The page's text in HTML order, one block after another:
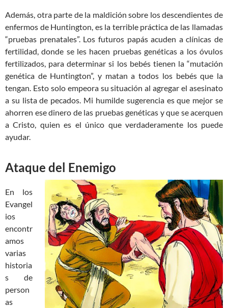
Además, otra parte de la maldición sobre los descendientes de
enfermos de Huntington, es la terrible práctica de las llamadas
“pruebas prenatales”. Los futuros papás acuden a clínicas de
fertilidad, donde se les hacen pruebas genéticas a los óvulos
fertilizados, para determinar si los bebés tienen la “mutación
genética de Huntington”, y matan a todos los bebés que la
tengan. Esto solo empeora su situación al agregar el asesinato
a su lista de pecados. Mi humilde sugerencia es que mejor se
ahorren ese dinero de las pruebas genéticas y que se acerquen
a Cristo, quien es el único que verdaderamente los puede
ayudar.
Ataque del Enemigo
En los
Evangel
ios
encontr
amos
varias
historia
s de
person
as